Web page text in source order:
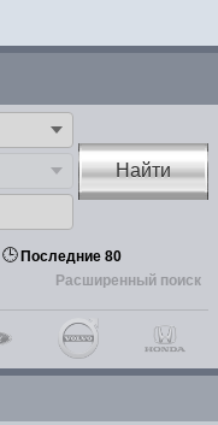
Найти
🕒 Последние 80
Расширенный поиск